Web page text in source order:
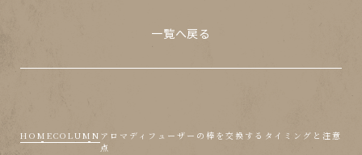
一覧へ戻る
HOMECOLUMN アロマディフューザーの棒を交換するタイミングと注意
点